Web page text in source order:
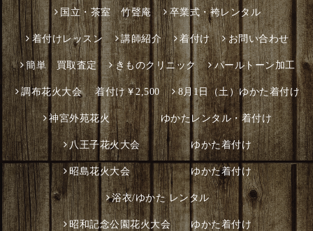
国立・茶室 竹聲庵 卒業式・袴レンタル
着付けレッスン 講師紹介 着付け お問い合わせ
簡単 買取査定 きものクリニック パールトーン加工
調布花火大会 着付け￥2,500 8月1日（土）ゆかた着付け
神宮外苑花火 ゆかたレンタル・着付け
八王子花火大会 ゆかた着付け
昭島花火大会 ゆかた着付け
浴衣/ゆかた レンタル
昭和記念公園花火大会 ゆかた着付け